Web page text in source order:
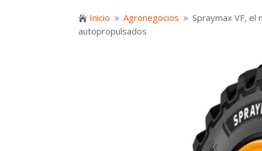
 Inicio 9 Agronegocios 9 Spraymax VF, el
autopropulsados